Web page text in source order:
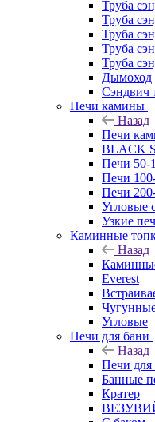
Труба
Труба
Труба
Труба
Труба
Дымоход
Сэндвич
Печи камины
Назад
Печи
BLACK
Печи 50-
Печи
Печи
Угловые
Узкие
Каминные
Назад
Everest
Угловые
Печи для бани
Назад
Печи для
Банные
Кратер